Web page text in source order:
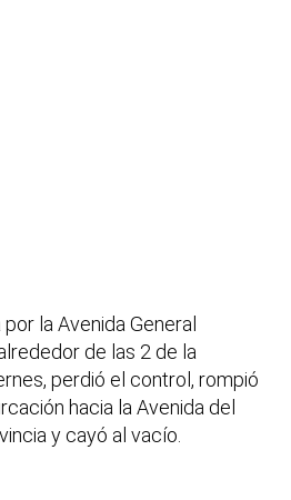
la Avenida General
de las 2 de la
perdió el control, rompió
hacia la Avenida del
y cayó al vacío.